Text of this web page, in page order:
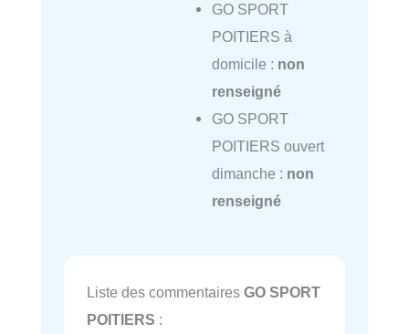
GO SPORT
POITIERS à
domicile : non
renseigné
GO SPORT
POITIERS ouvert
dimanche : non
renseigné
Liste des commentaires GO SPORT
POITIERS :